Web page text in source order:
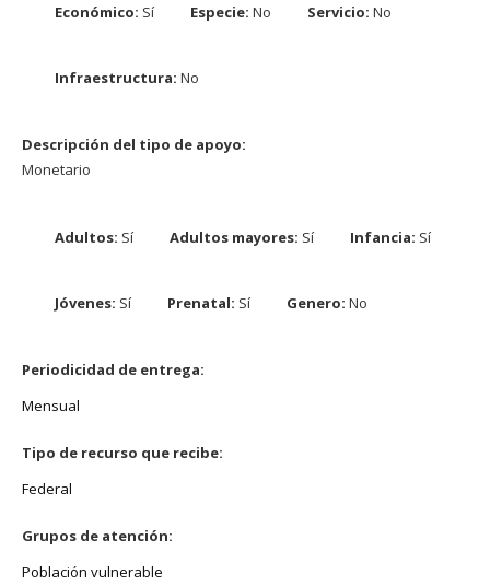
Económico: Sí Especie: No Servicio: No
Infraestructura: No
Descripción del tipo de apoyo:
Monetario
Adultos: Sí Adultos mayores: Sí Infancia: Sí
Jóvenes: Sí Prenatal: Sí Genero: No
Periodicidad de entrega:
Mensual
Tipo de recurso que recibe:
Federal
Grupos de atención:
Población vulnerable